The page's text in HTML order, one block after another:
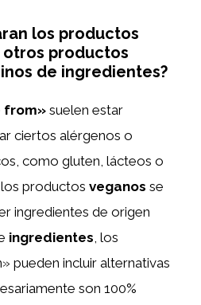
los productos
productos
de ingredientes?
from» suelen estar
ciertos alérgenos o
como gluten, lácteos o
productos veganos se
ingredientes de origen
ingredientes, los
pueden incluir alternativas
son 100%